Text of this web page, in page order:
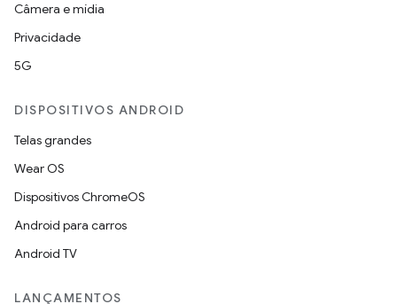
Câmera e mídia
Privacidade
5G
DISPOSITIVOS ANDROID
Telas grandes
Wear OS
Dispositivos ChromeOS
Android para carros
Android TV
LANÇAMENTOS